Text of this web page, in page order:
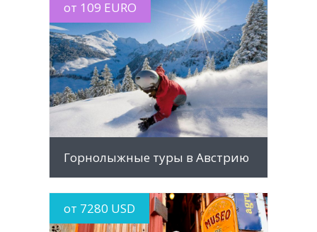
от 109 EURO
MORE INFO
Горнолыжные туры в Австрию
от 7280 USD